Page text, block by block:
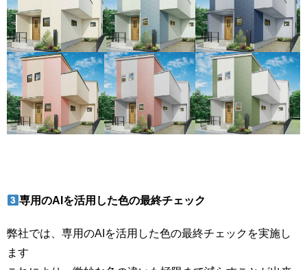
専用のAIを活用した色の最終チェック
弊社では、専用のAIを活用した色の最終チェックを実施し
ます